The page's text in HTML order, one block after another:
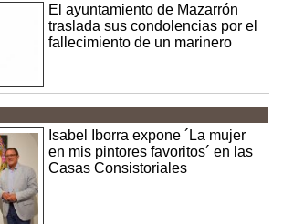
El ayuntamiento de Mazarrón
traslada sus condolencias por el
fallecimiento de un marinero
Isabel Iborra expone ´La mujer
en mis pintores favoritos´ en las
Casas Consistoriales